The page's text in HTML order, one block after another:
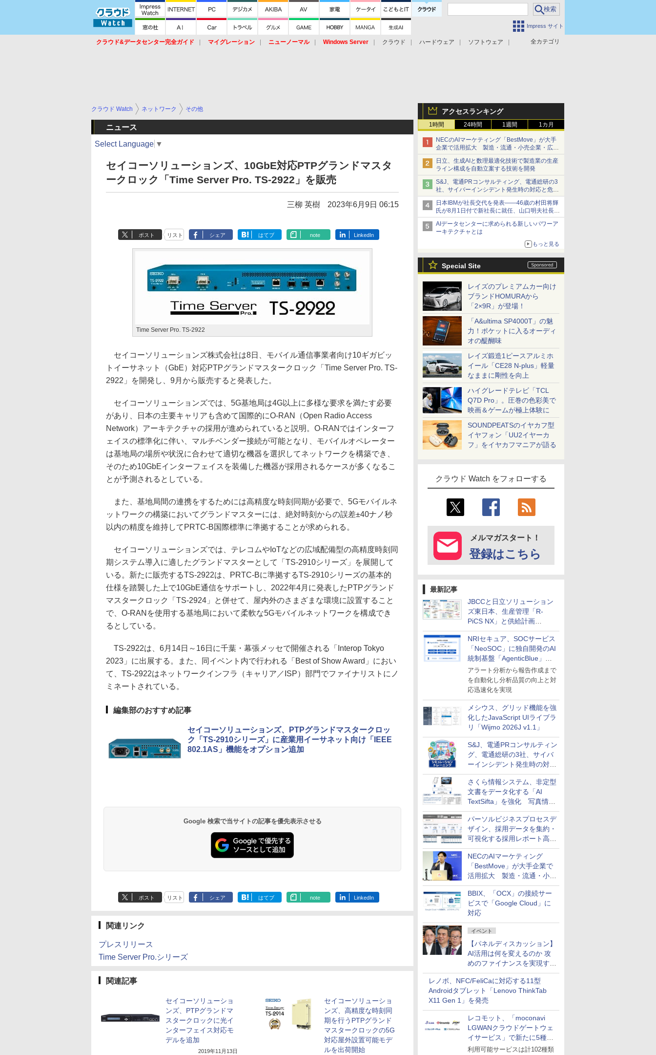
Impress サイト
全カテゴリ
クラウド&データセンター完全ガイド マイグレーション ニューノーマル Windows Server クラウド ハードウェア
ソフトウェア
アクセスランキング
1時間 24時間 1週間 1カ月
NECのAIマーケティング「BestMove」が大手
企業で活用拡大 製造・流通・小売企業・広告
代理店などが実装フェーズへ
日立、生成AIと数理最適化技術で製造業の生産
ライン構成を自動立案する技術を開発
S&J、電通PRコンサルティング、電通総研の3
社、サイバーインシデント発生時の対応と危機
管理広報を一体的に訓練するプログラムを提供
日本IBMが社長交代を発表――46歳の村田将輝
氏が8月1日付で新社長に就任、山口明夫社長は
会長へ
AIデータセンターに求められる新しいパワーア
ーキテクチャとは
もっと見る
Special Site
レイズのプレミアムカー向け
ブランドHOMURAから
「2×9R」が登場！
「A&ultima SP4000T」の魅
力！ポケットに入るオーディ
オの醍醐味
レイズ鍛造1ピースアルミホ
イール「CE28 N-plus」軽量
なままに剛性を向上
ハイグレードテレビ「TCL
Q7D Pro」。圧巻の色彩美で
映画＆ゲームが極上体験に
SOUNDPEATSのイヤカフ型
イヤフォン「UU2イヤーカ
フ」をイヤカフマニアが語る
クラウド Watch をフォローする
メルマガスタート！
登録はこちら
最新記事
JBCCと日立ソリューション
ズ東日本、生産管理「R-
PiCS NX」と供給計画
「scSQUARE ISP」の連携サ
ービスを提供開始
NRIセキュア、SOCサービス
「NeoSOC」に独自開発のAI
統制基盤「AgenticBlue」を
導入
アラート分析から報告作成まで
を自動化し分析品質の向上と対
応迅速化を実現
メシウス、グリッド機能を強
化したJavaScript UIライブラ
リ「Wijmo 2026J v1.1」
S&J、電通PRコンサルティン
グ、電通総研の3社、サイバ
ーインシデント発生時の対応
と危機管理広報を一体的に訓
練するプログラムを提供
さくら情報システム、非定型
文書をデータ化する「AI
TextSifta」を強化 写真情報
のデータ化などに対応
パーソルビジネスプロセスデ
ザイン、採用データを集約・
可視化する採用レポート高速
化サービスを提供
NECのAIマーケティング
「BestMove」が大手企業で
活用拡大 製造・流通・小売
企業・広告代理店などが実装
フェーズへ
BBIX、「OCX」の接続サー
ビスで「Google Cloud」に
対応
イベント
【パネルディスカッション】
AI活用は何を変えるのか 攻
めのファイナンスを実現する
業務設計とマインドセット変
革
レノボ、NFC/FeliCaに対応する11型
Androidタブレット「Lenovo ThinkTab
X11 Gen 1」を発売
レコモット、「moconavi
LGWANクラウドゲートウェ
イサービス」で新たに5種類
のサービスと連携開始
利用可能サービスは計102種類
クラウド Watch ネットワーク その他
ニュース
Select Language ▼
セイコーソリューションズ、10GbE対応PTPグランドマスタ
ークロック「Time Server Pro. TS-2922」を販売
三柳 英樹 2023年6月9日 06:15
ポスト リスト シェア はてブ note LinkedIn
Time Server Pro. TS-2922
セイコーソリューションズ株式会社は8日、モバイル通信事業者向け10ギガビッ
トイーサネット（GbE）対応PTPグランドマスタークロック「Time Server Pro. TS-
2922」を開発し、9月から販売すると発表した。
セイコーソリューションズでは、5G基地局は4G以上に多様な要求を満たす必要
があり、日本の主要キャリアも含めて国際的にO-RAN（Open Radio Access
Network）アーキテクチャの採用が進められていると説明。O-RANではインターフ
ェイスの標準化に伴い、マルチベンダー接続が可能となり、モバイルオペレーター
は基地局の場所や状況に合わせて適切な機器を選択してネットワークを構築でき、
そのため10GbEインターフェイスを装備した機器が採用されるケースが多くなるこ
とが予測されるとしている。
また、基地局間の連携をするためには高精度な時刻同期が必要で、5Gモバイルネ
ットワークの構築においてグランドマスターには、絶対時刻からの誤差±40ナノ秒
以内の精度を維持してPRTC-B国際標準に準拠することが求められる。
セイコーソリューションズでは、テレコムやIoTなどの広域配備型の高精度時刻同
期システム導入に適したグランドマスターとして「TS-2910シリーズ」を展開して
いる。新たに販売するTS-2922は、PRTC-Bに準拠するTS-2910シリーズの基本的
仕様を踏襲した上で10GbE通信をサポートし、2022年4月に発表したPTPグランド
マスタークロック「TS-2924」と併せて、屋内外のさまざまな環境に設置すること
で、O-RANを使用する基地局において柔軟な5Gモバイルネットワークを構成でき
るとしている。
TS-2922は、6月14日～16日に千葉・幕張メッセで開催される「Interop Tokyo
2023」に出展する。また、同イベント内で行われる「Best of Show Award」におい
て、TS-2922はネットワークインフラ（キャリア／ISP）部門でファイナリストにノ
ミネートされている。
編集部のおすすめ記事
セイコーソリューションズ、PTPグランドマスタークロッ
ク「TS-2910シリーズ」に産業用イーサネット向け「IEEE
802.1AS」機能をオプション追加
Google 検索で当サイトの記事を優先表示させる
ポスト リスト シェア はてブ note LinkedIn
関連リンク
プレスリリース
Time Server Pro.シリーズ
関連記事
セイコーソリューショ
ンズ、PTPグランドマ
スタークロックに光イ
ンターフェイス対応モ
デルを追加
2019年11月13日
セイコーソリューショ
ンズ、高精度な時刻同
期を行うPTPグランド
マスタークロックの5G
対応屋外設置可能モデ
ルを出荷開始